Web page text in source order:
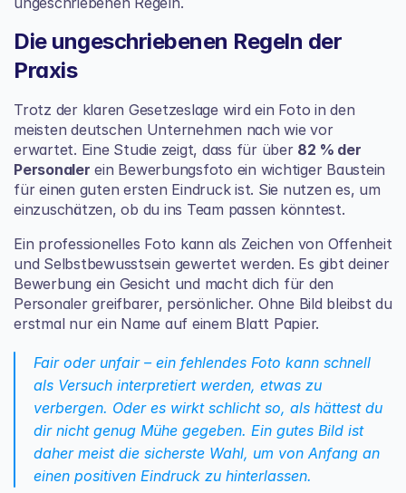
Die ungeschriebenen Regeln der
Praxis
Trotz der klaren Gesetzeslage wird ein Foto in den
meisten deutschen Unternehmen nach wie vor
erwartet. Eine Studie zeigt, dass für über 82 % der
Personaler ein Bewerbungsfoto ein wichtiger Baustein
für einen guten ersten Eindruck ist. Sie nutzen es, um
einzuschätzen, ob du ins Team passen könntest.
Ein professionelles Foto kann als Zeichen von Offenheit
und Selbstbewusstsein gewertet werden. Es gibt deiner
Bewerbung ein Gesicht und macht dich für den
Personaler greifbarer, persönlicher. Ohne Bild bleibst du
erstmal nur ein Name auf einem Blatt Papier.
Fair oder unfair – ein fehlendes Foto kann schnell
als Versuch interpretiert werden, etwas zu
verbergen. Oder es wirkt schlicht so, als hättest du
dir nicht genug Mühe gegeben. Ein gutes Bild ist
daher meist die sicherste Wahl, um von Anfang an
einen positiven Eindruck zu hinterlassen.